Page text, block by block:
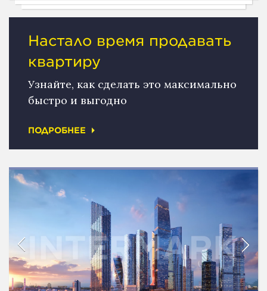
Настало время продавать
квартиру
Узнайте, как сделать это максимально
быстро и выгодно
ПОДРОБНЕЕ